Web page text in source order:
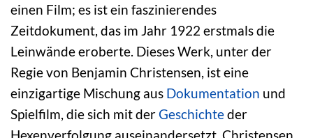
einen Film; es ist ein faszinierendes
Zeitdokument, das im Jahr 1922 erstmals die
Leinwände eroberte. Dieses Werk, unter der
Regie von Benjamin Christensen, ist eine
einzigartige Mischung aus Dokumentation und
Spielfilm, die sich mit derGeschichteder
Hexenverfolgung auseinandersetzt. Christensen,